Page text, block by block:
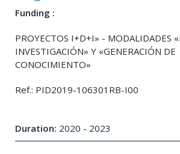
Funding :
PROYECTOS I+D+I» - MODALIDADES
INVESTIGACIÓN» Y «GENERACIÓN DE
CONOCIMIENTO»
Ref.: PID2019-106301RB-I00
Duration: 2020 - 2023